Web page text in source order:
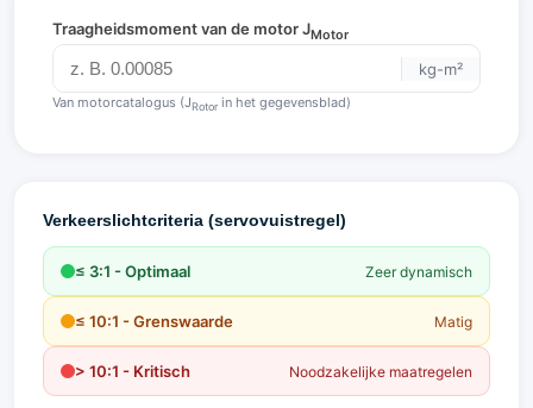
Traagheidsmoment van de motor JMotor
kg-m²
Van motorcatalogus (JRotor in het gegevensblad)
Verkeerslichtcriteria (servovuistregel)
≤ 3:1 - Optimaal Zeer dynamisch
≤ 10:1 - Grenswaarde Matig
> 10:1 - Kritisch Noodzakelijke maatregelen